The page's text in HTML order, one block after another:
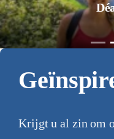
Krijgt u al zin om